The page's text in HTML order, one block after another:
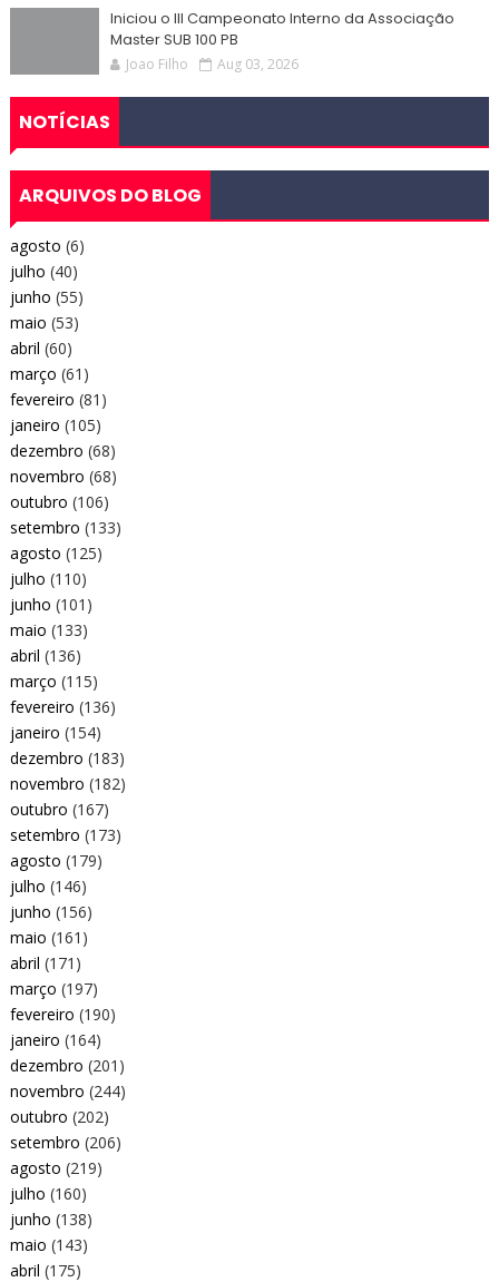
Iniciou o III Campeonato Interno da Associação
Master SUB 100 PB
Joao Filho Aug 03, 2026
NOTÍCIAS
ARQUIVOS DO BLOG
agosto (6)
julho (40)
junho (55)
maio (53)
abril (60)
março (61)
fevereiro (81)
janeiro (105)
dezembro (68)
novembro (68)
outubro (106)
setembro (133)
agosto (125)
julho (110)
junho (101)
maio (133)
abril (136)
março (115)
fevereiro (136)
janeiro (154)
dezembro (183)
novembro (182)
outubro (167)
setembro (173)
agosto (179)
julho (146)
junho (156)
maio (161)
abril (171)
março (197)
fevereiro (190)
janeiro (164)
dezembro (201)
novembro (244)
outubro (202)
setembro (206)
agosto (219)
julho (160)
junho (138)
maio (143)
abril (175)